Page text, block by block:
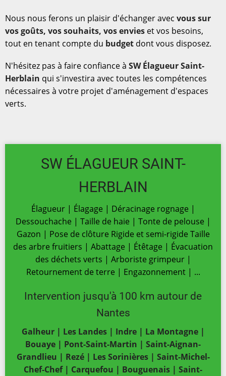
Nous nous ferons un plaisir d'échanger avec vous sur
vos goûts, vos souhaits, vos envies et vos besoins,
tout en tenant compte du budget dont vous disposez.
N'hésitez pas à faire confiance à SW Élagueur Saint-
Herblain qui s'investira avec toutes les compétences
nécessaires à votre projet d'aménagement d'espaces
verts.
SW ÉLAGUEUR SAINT-
HERBLAIN
Élagueur | Élagage | Déracinage rognage |
Dessouchache | Taille de haie | Tonte de pelouse |
Gazon | Pose de clôture Rigide et semi-rigide Taille
des arbre fruitiers | Abattage | Étêtage | Évacuation
des déchets verts | Arboriste grimpeur |
Retournement de terre | Engazonnement | ...
Intervention jusqu'à 100 km autour de
Nantes
Galheur | Les Landes | Indre | La Montagne |
Bouaye | Pont-Saint-Martin | Saint-Aignan-
Grandlieu | Rezé| Les Sorinières| Saint-Michel-
Chef-Chef| Carquefou | Bouguenais | Saint-